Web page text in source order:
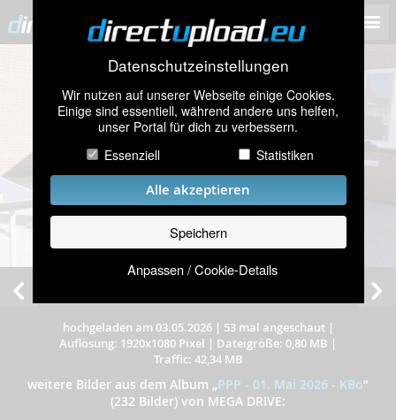
Datenschutzeinstellungen
Wir nutzen auf unserer Webseite einige Cookies.
Einige sind essentiell, während andere uns helfen,
unser Portal für dich zu verbessern.
Essenziell
Statistiken
Alle akzeptieren
Speichern
Anpassen / Cookie-Details
hochgeladen am 03.05.2026| 53 mal angeschaut|
Auflösung: 1920x1080 Pixel | Dateigröße: 0,80 MB |
Traffic: 42,34 MB
weitere Bilder aus dem Album „PPP - 01. Mai 2026 - KBo”
(232 Bilder) von MEGA DRIVE: